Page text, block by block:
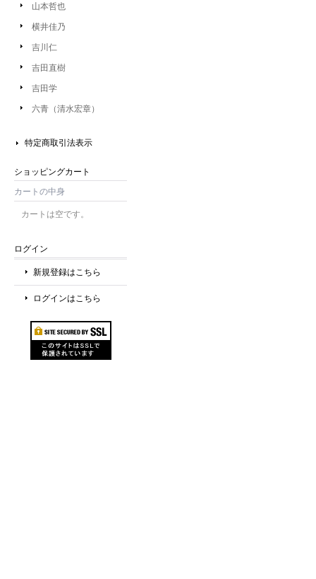
山本哲也
横井佳乃
吉川仁
吉田直樹
吉田学
六青（清水宏章）
特定商取引法表示
ショッピングカート
カートの中身
カートは空です。
ログイン
新規登録はこちら
ログインはこちら